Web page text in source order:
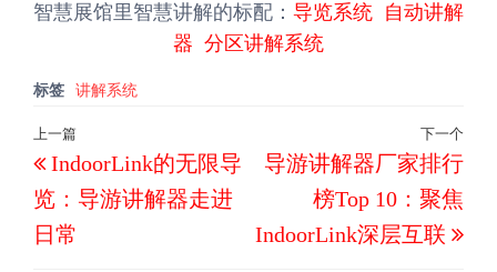
智慧展馆里智慧讲解的标配： 导览系统 自动讲解
器 分区讲解系统
标签 讲解系统
文
章
导
航
上
一
篇
文
上一篇
IndoorLink的无限导
览：导游讲解器走进
日常
下
下一个
导游讲解器厂家排行
榜Top 10：聚焦
IndoorLink深层互联